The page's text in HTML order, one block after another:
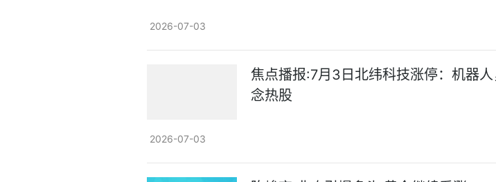
2026-07-03
焦点播报:7月3日北纬科技涨停：机器
念热股
2026-07-03